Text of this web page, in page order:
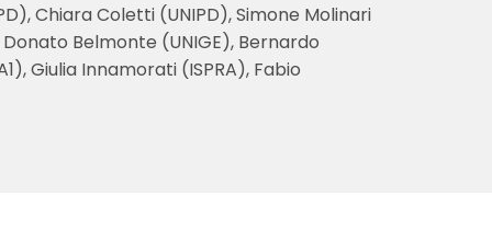
Chiara Coletti (UNIPD), Simone Molinari
Donato Belmonte (UNIGE), Bernardo
Giulia Innamorati (ISPRA), Fabio